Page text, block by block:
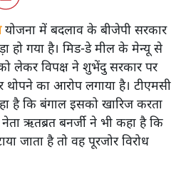
योजना में बदलाव के बीजेपी सरकार
हो गया है। मिड-डे मील के मेन्यू से
लेकर विपक्ष ने शुभेंदु सरकार पर
थोपने का आरोप लगाया है। टीएमसी
है कि बंगाल इसको खारिज करता
ऋतब्रत बनर्जी ने भी कहा है कि
जाता है तो वह पूरजोर विरोध